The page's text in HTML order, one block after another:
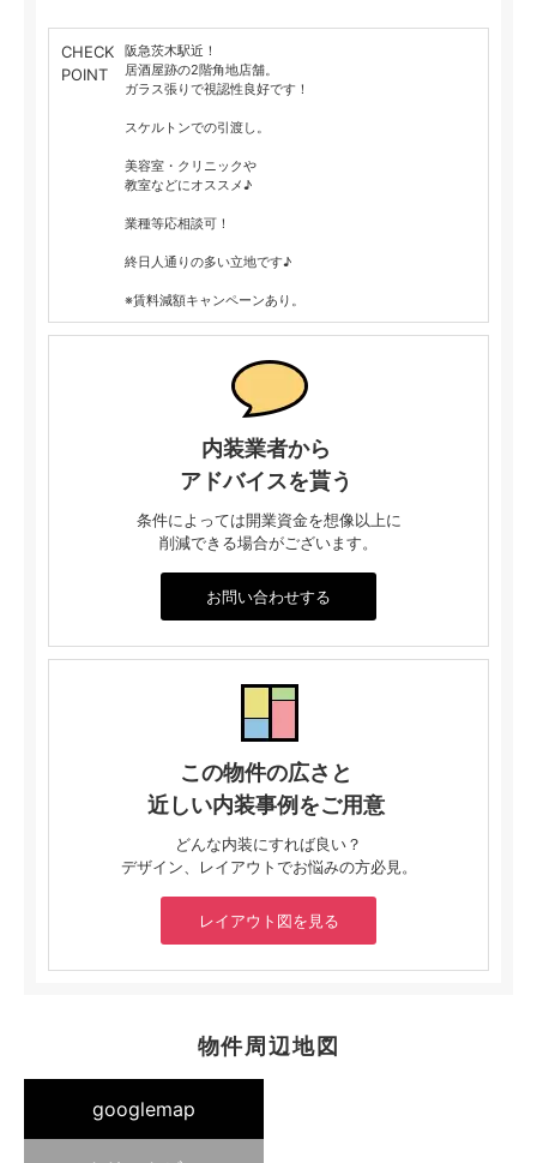
CHECK
POINT
阪急茨木駅近！
居酒屋跡の2階角地店舗。
ガラス張りで視認性良好です！
スケルトンでの引渡し。
美容室・クリニックや
教室などにオススメ♪
業種等応相談可！
終日人通りの多い立地です♪
※賃料減額キャンペーンあり。
内装業者から
アドバイスを貰う
条件によっては開業資金を想像以上に
削減できる場合がございます。
お問い合わせする
この物件の広さと
近しい内装事例をご用意
どんな内装にすれば良い？
デザイン、レイアウトでお悩みの方必見。
レイアウト図を見る
物件周辺地図
googlemap